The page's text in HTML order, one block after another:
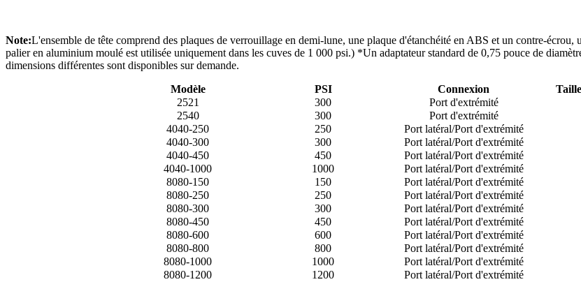
Note:L'ensemble de tête comprend des plaques de verrouillage en demi-lune, une plaque d'étanchéité en ABS et un contre-
palier en aluminium moulé est utilisée uniquement dans les cuves de 1 000 psi.) *Un adaptateur standard de 0,75 pouce de
dimensions différentes sont disponibles sur demande.
Modèle
PSI Connexion
2521
300 Port d'extrémité
2540
300 Port d'extrémité
4040-250
250 Port latéral/Port d'extrémité
4040-300
300 Port latéral/Port d'extrémité
4040-450
450 Port latéral/Port d'extrémité
4040-1000
1000 Port latéral/Port d'extrémité
8080-150
150 Port latéral/Port d'extrémité
8080-250
250 Port latéral/Port d'extrémité
8080-300
300 Port latéral/Port d'extrémité
8080-450
450 Port latéral/Port d'extrémité
8080-600
600 Port latéral/Port d'extrémité
8080-800
800 Port latéral/Port d'extrémité
8080-1000
1000 Port latéral/Port d'extrémité
8080-1200
1200 Port latéral/Port d'extrémité